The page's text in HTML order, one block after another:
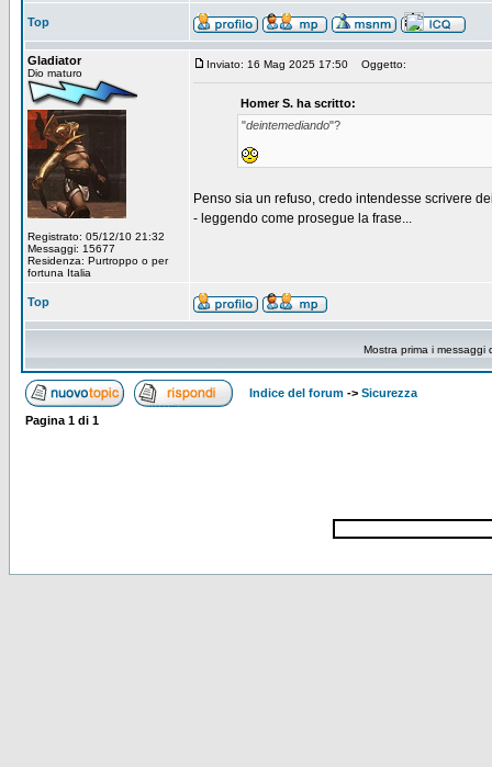
Top
Gladiator
Dio maturo
Registrato: 05/12/10 21:32
Messaggi: 15677
Residenza: Purtroppo o per
fortuna Italia
Inviato: 16 Mag 2025 17:50 Oggetto:
Homer S. ha scritto:
"deintemediando"?
Penso sia un refuso, credo intendesse scrivere
- leggendo come prosegue la frase...
Top
Mostra prima i messaggi
Indice del forum -> Sicurezza
Pagina 1 di 1